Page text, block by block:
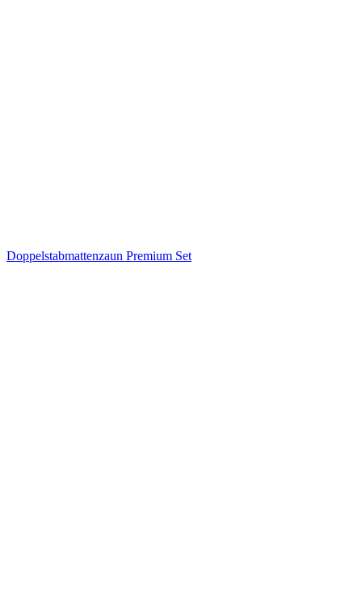
Doppelstabmattenzaun Premium Set